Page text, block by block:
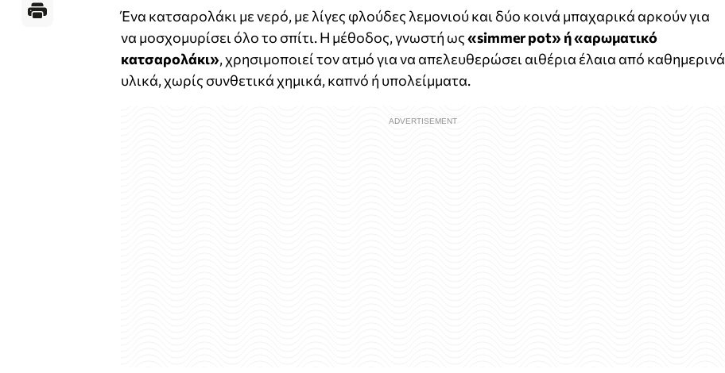
Ένα κατσαρολάκι με νερό, με λίγες φλούδες λεμονιού και δύο κοινά μπαχαρικά αρκούν για
να μοσχομυρίσει όλο το σπίτι. Η μέθοδος, γνωστή ως«simmer pot» ή «αρωματικό
κατσαρολάκι», χρησιμοποιεί τον ατμό για να απελευθερώσει αιθέρια έλαια από καθημερινά
υλικά, χωρίς συνθετικά χημικά, καπνό ή υπολείμματα.